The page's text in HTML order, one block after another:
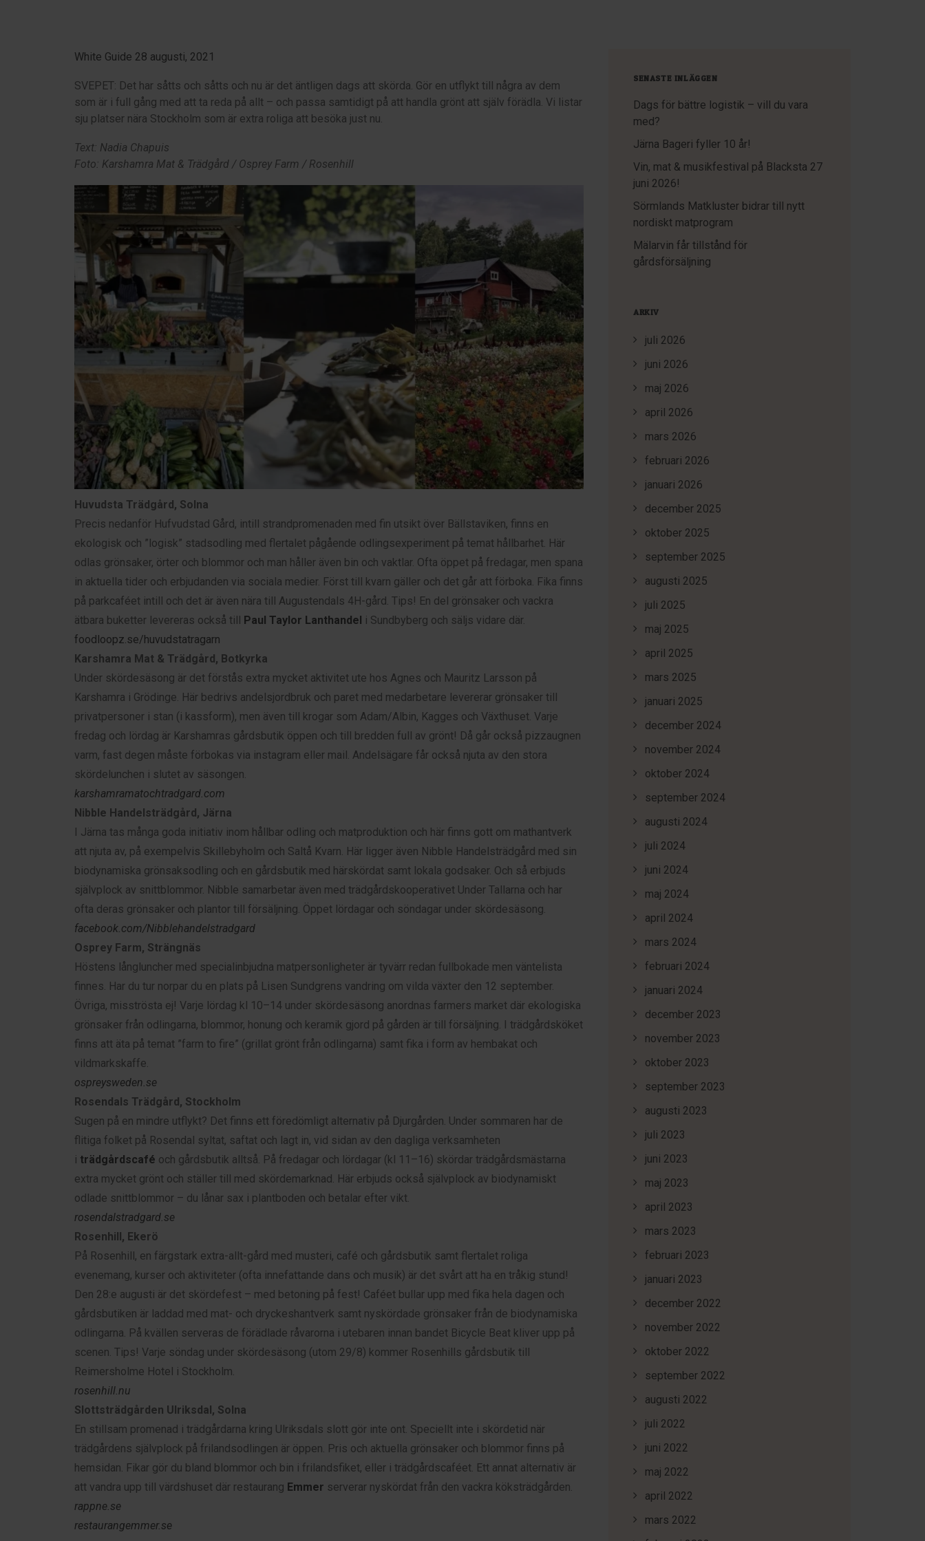
White Guide 28 augusti, 2021
SVEPET: Det har såtts och såtts och nu är det äntligen dags att skörda. Gör en utflykt till några av dem
som är i full gång med att ta reda på allt – och passa samtidigt på att handla grönt att själv förädla. Vi listar
sju platser nära Stockholm som är extra roliga att besöka just nu.
Text: Nadia Chapuis
Foto: Karshamra Mat & Trädgård / Osprey Farm / Rosenhill
Huvudsta Trädgård, Solna
Precis nedanför Hufvudstad Gård, intill strandpromenaden med fin utsikt över Bällstaviken, finns en
ekologisk och ”logisk” stadsodling med flertalet pågående odlingsexperiment på temat hållbarhet. Här
odlas grönsaker, örter och blommor och man håller även bin och vaktlar. Ofta öppet på fredagar, men spana
in aktuella tider och erbjudanden via sociala medier. Först till kvarn gäller och det går att förboka. Fika finns
på parkcaféet intill och det är även nära till Augustendals 4H-gård. Tips! En del grönsaker och vackra
ätbara buketter levereras också till Paul Taylor Lanthandel i Sundbyberg och säljs vidare där.
foodloopz.se/huvudstatragarn
Karshamra Mat & Trädgård, Botkyrka
Under skördesäsong är det förstås extra mycket aktivitet ute hos Agnes och Mauritz Larsson på
Karshamra i Grödinge. Här bedrivs andelsjordbruk och paret med medarbetare levererar grönsaker till
privatpersoner i stan (i kassform), men även till krogar som Adam/Albin, Kagges och Växthuset. Varje
fredag och lördag är Karshamras gårdsbutik öppen och till bredden full av grönt! Då går också pizzaugnen
varm, fast degen måste förbokas via instagram eller mail. Andelsägare får också njuta av den stora
skördelunchen i slutet av säsongen.
karshamramatochtradgard.com
Nibble Handelsträdgård, Järna
I Järna tas många goda initiativ inom hållbar odling och matproduktion och här finns gott om mathantverk
att njuta av, på exempelvis Skillebyholm och Saltå Kvarn. Här ligger även Nibble Handelsträdgård med sin
biodynamiska grönsaksodling och en gårdsbutik med härskördat samt lokala godsaker. Och så erbjuds
självplock av snittblommor. Nibble samarbetar även med trädgårdskooperativet Under Tallarna och har
ofta deras grönsaker och plantor till försäljning. Öppet lördagar och söndagar under skördesäsong.
facebook.com/Nibblehandelstradgard
Osprey Farm, Strängnäs
Höstens långluncher med specialinbjudna matpersonligheter är tyvärr redan fullbokade men väntelista
finnes. Har du tur norpar du en plats på Lisen Sundgrens vandring om vilda växter den 12 september.
Övriga, misströsta ej! Varje lördag kl 10–14 under skördesäsong anordnas farmers market där ekologiska
grönsaker från odlingarna, blommor, honung och keramik gjord på gården är till försäljning. I trädgårdsköket
finns att äta på temat ”farm to fire” (grillat grönt från odlingarna) samt fika i form av hembakat och
vildmarkskaffe.
ospreysweden.se
Rosendals Trädgård, Stockholm
Sugen på en mindre utflykt? Det finns ett föredömligt alternativ på Djurgården. Under sommaren har de
flitiga folket på Rosendal syltat, saftat och lagt in, vid sidan av den dagliga verksamheten
i trädgårdscafé och gårdsbutik alltså. På fredagar och lördagar (kl 11–16) skördar trädgårdsmästarna
extra mycket grönt och ställer till med skördemarknad. Här erbjuds också självplock av biodynamiskt
odlade snittblommor – du lånar sax i plantboden och betalar efter vikt.
rosendalstradgard.se
Rosenhill, Ekerö
På Rosenhill, en färgstark extra-allt-gård med musteri, café och gårdsbutik samt flertalet roliga
evenemang, kurser och aktiviteter (ofta innefattande dans och musik) är det svårt att ha en tråkig stund!
Den 28:e augusti är det skördefest – med betoning på fest! Caféet bullar upp med fika hela dagen och
gårdsbutiken är laddad med mat- och dryckeshantverk samt nyskördade grönsaker från de biodynamiska
odlingarna. På kvällen serveras de förädlade råvarorna i utebaren innan bandet Bicycle Beat kliver upp på
scenen. Tips! Varje söndag under skördesäsong (utom 29/8) kommer Rosenhills gårdsbutik till
Reimersholme Hotel i Stockholm.
rosenhill.nu
Slottsträdgården Ulriksdal, Solna
En stillsam promenad i trädgårdarna kring Ulriksdals slott gör inte ont. Speciellt inte i skördetid när
trädgårdens självplock på frilandsodlingen är öppen. Pris och aktuella grönsaker och blommor finns på
hemsidan. Fikar gör du bland blommor och bin i frilandsfiket, eller i trädgårdscaféet. Ett annat alternativ är
att vandra upp till värdshuset där restaurang Emmer serverar nyskördat från den vackra köksträdgården.
rappne.se
restaurangemmer.se
SENASTE INLÄGGEN
Dags för bättre logistik – vill du vara
med?
Järna Bageri fyller 10 år!
Vin, mat & musikfestival på Blacksta 27
juni 2026!
Sörmlands Matkluster bidrar till nytt
nordiskt matprogram
Mälarvin får tillstånd för
gårdsförsäljning
ARKIV
juli 2026
juni 2026
maj 2026
april 2026
mars 2026
februari 2026
januari 2026
december 2025
oktober 2025
september 2025
augusti 2025
juli 2025
maj 2025
april 2025
mars 2025
januari 2025
december 2024
november 2024
oktober 2024
september 2024
augusti 2024
juli 2024
juni 2024
maj 2024
april 2024
mars 2024
februari 2024
januari 2024
december 2023
november 2023
oktober 2023
september 2023
augusti 2023
juli 2023
juni 2023
maj 2023
april 2023
mars 2023
februari 2023
januari 2023
december 2022
november 2022
oktober 2022
september 2022
augusti 2022
juli 2022
juni 2022
maj 2022
april 2022
mars 2022